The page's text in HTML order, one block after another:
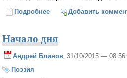
Подробнее о Владимир
Добавить
Начало дня
Андрей Блинов , 31/10/2015 — 08:56
Поэзия